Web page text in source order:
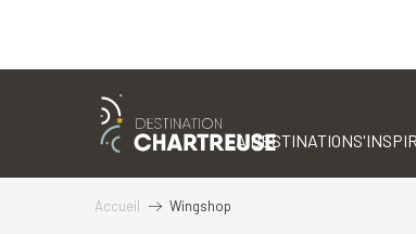
LA DESTINATION
Accueil Wingshop